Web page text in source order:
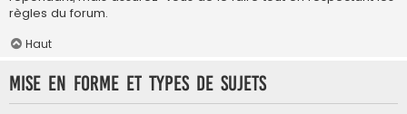
règles du forum.
Haut
Mise en forme et types de sujets